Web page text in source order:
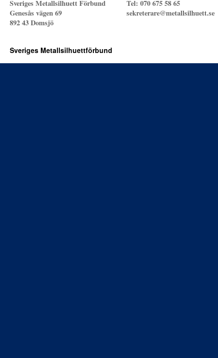
Sveriges Metallsilhuett Förbund
Genesås vägen 69
892 43 Domsjö
Tel: 070 675 58 65
sekreterare@metallsilhuett.se
Sveriges Metallsilhuettförbund